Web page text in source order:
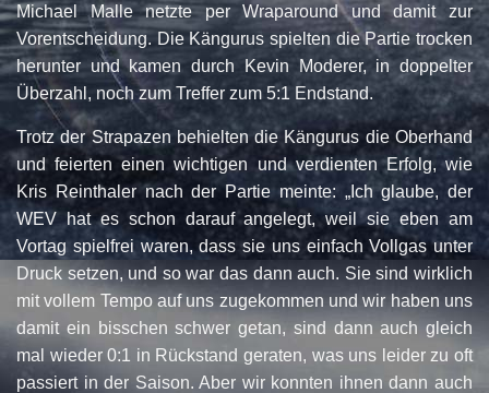
Michael Malle netzte per Wraparound und damit zur
Vorentscheidung. Die Kängurus spielten die Partie trocken
herunter und kamen durch Kevin Moderer, in doppelter
Überzahl, noch zum Treffer zum 5:1 Endstand.
Trotz der Strapazen behielten die Kängurus die Oberhand
und feierten einen wichtigen und verdienten Erfolg, wie
Kris Reinthaler nach der Partie meinte: „Ich glaube, der
WEV hat es schon darauf angelegt, weil sie eben am
Vortag spielfrei waren, dass sie uns einfach Vollgas unter
Druck setzen, und so war das dann auch. Sie sind wirklich
mit vollem Tempo auf uns zugekommen und wir haben uns
damit ein bisschen schwer getan, sind dann auch gleich
mal wieder 0:1 in Rückstand geraten, was uns leider zu oft
passiert in der Saison. Aber wir konnten ihnen dann auch